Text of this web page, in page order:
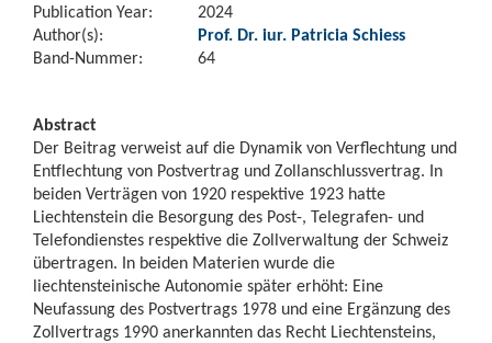
Publication Year:
2024
Author(s):
Prof. Dr. iur. Patricia Schiess
Band-Nummer:
64
Abstract
Der Beitrag verweist auf die Dynamik von Verflechtung und
Entflechtung von Postvertrag und Zollanschlussvertrag. In
beiden Verträgen von 1920 respektive 1923 hatte
Liechtenstein die Besorgung des Post-, Telegrafen- und
Telefondienstes respektive die Zollverwaltung der Schweiz
übertragen. In beiden Materien wurde die
liechtensteinische Autonomie später erhöht: Eine
Neufassung des Postvertrags 1978 und eine Ergänzung des
Zollvertrags 1990 anerkannten das Recht Liechtensteins,